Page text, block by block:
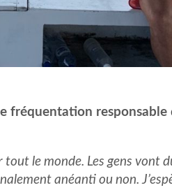
fréquentation responsable
le monde. Les gens vont
anéanti ou non.